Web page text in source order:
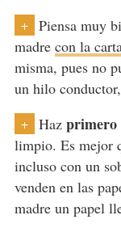
+
Piensa muy
madre con la
misma, pues no
un hilo
+ Haz
limpio. Es mejor
incluso con un
venden en las
madre un papel